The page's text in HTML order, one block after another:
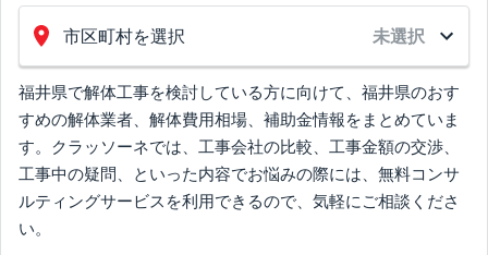
市区町村を選択 未選択
福井県で解体工事を検討している方に向けて、福井県のおす
すめの解体業者、解体費用相場、補助金情報をまとめていま
す。クラッソーネでは、工事会社の比較、工事金額の交渉、
工事中の疑問、といった内容でお悩みの際には、無料コンサ
ルティングサービスを利用できるので、気軽にご相談くださ
い。